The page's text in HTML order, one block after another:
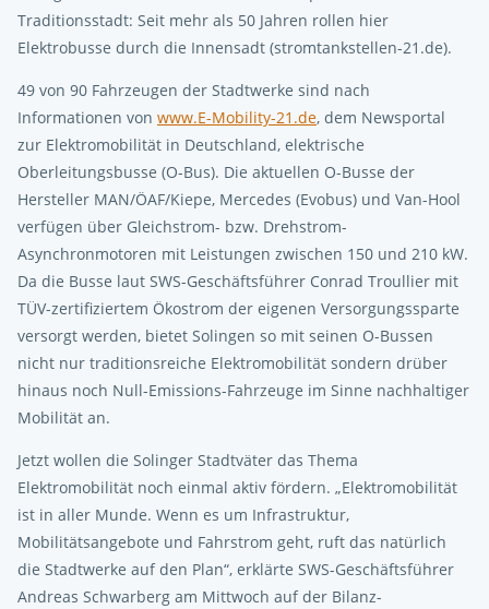
Traditionsstadt: Seit mehr als 50 Jahren rollen hier
Elektrobusse durch die Innensadt (stromtankstellen-21.de).
49 von 90 Fahrzeugen der Stadtwerke sind nach
Informationen von www.E-Mobility-21.de, dem Newsportal
zur Elektromobilität in Deutschland, elektrische
Oberleitungsbusse (O-Bus). Die aktuellen O-Busse der
Hersteller MAN/ÖAF/Kiepe, Mercedes (Evobus) und Van-Hool
verfügen über Gleichstrom- bzw. Drehstrom-
Asynchronmotoren mit Leistungen zwischen 150 und 210 kW.
Da die Busse laut SWS-Geschäftsführer Conrad Troullier mit
TÜV-zertifiziertem Ökostrom der eigenen Versorgungssparte
versorgt werden, bietet Solingen so mit seinen O-Bussen
nicht nur traditionsreiche Elektromobilität sondern drüber
hinaus noch Null-Emissions-Fahrzeuge im Sinne nachhaltiger
Mobilität an.
Jetzt wollen die Solinger Stadtväter das Thema
Elektromobilität noch einmal aktiv fördern. „Elektromobilität
ist in aller Munde. Wenn es um Infrastruktur,
Mobilitätsangebote und Fahrstrom geht, ruft das natürlich
die Stadtwerke auf den Plan“, erklärte SWS-Geschäftsführer
Andreas Schwarberg am Mittwoch auf der Bilanz-